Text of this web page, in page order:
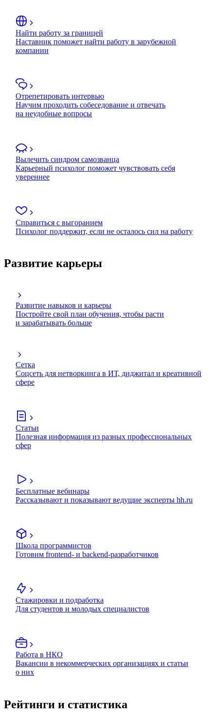
Найти работу за границей
Наставник поможет найти работу в зарубежной
компании
Отрепетировать интервью
Научим проходить собеседование и отвечать
на неудобные вопросы
Вылечить синдром самозванца
Карьерный психолог поможет чувствовать себя
увереннее
Справиться с выгоранием
Психолог поддержит, если не осталось сил на работу
Развитие карьеры
Развитие навыков и карьеры
Постройте свой план обучения, чтобы расти
и зарабатывать больше
Сетка
Соцсеть для нетворкинга в ИТ, диджитал и креативной
сфере
Статьи
Полезная информация из разных профессиональных
сфер
Бесплатные вебинары
Рассказывают и показывают ведущие эксперты hh.ru
Школа программистов
Готовим frontend- и backend-разработчиков
Стажировки и подработка
Для студентов и молодых специалистов
Работа в НКО
Вакансии в некоммерческих организациях и статьи
о них
Рейтинги и статистика